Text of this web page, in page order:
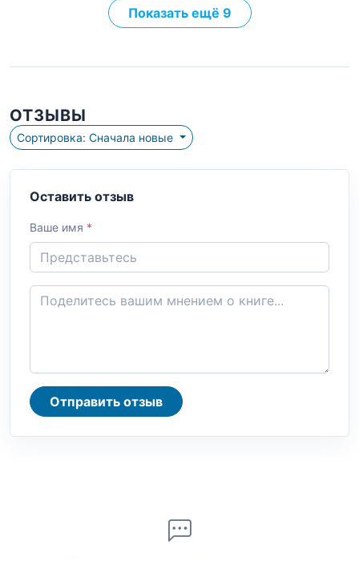
Показать ещё 9
ОТЗЫВЫ
Сортировка: Сначала новые
Оставить отзыв
Ваше имя *
Отправить отзыв